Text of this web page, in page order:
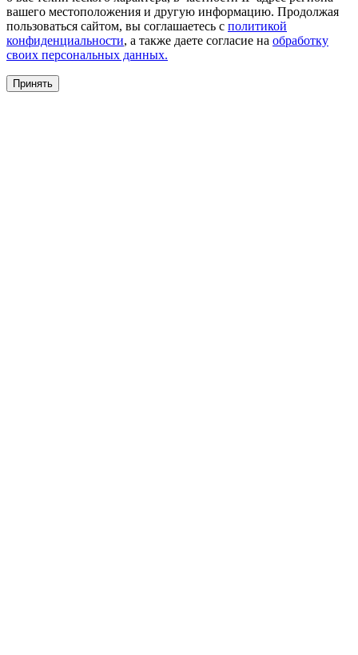
вашего местоположения и другую информацию. Продолжая
пользоваться сайтом, вы соглашаетесь с политикой
конфиденциальности, а также даете согласие на обработку
своих персональных данных.
Принять